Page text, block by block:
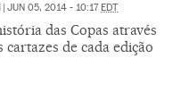
JUN 05, 2014 - 10:17 EDT
das Copas através
cartazes de cada edição